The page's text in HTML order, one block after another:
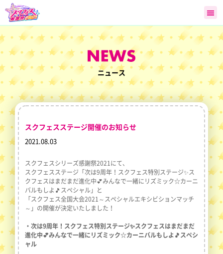
ニュース
スクフェスステージ開催のお知らせ
2021.08.03
スクフェスシリーズ感謝祭2021にて、
スクフェスステージ「次は9周年！スクフェス特別ステージ✨ス
クフェスはまだまだ進化中💕みんなで一緒にリズミック☆カーニ
バルもしよ🎵スペシャル」と
「スクフェス全国大会2021～スペシャルエキシビションマッチ
～」の開催が決定いたしました！
・次は9周年！スクフェス特別ステージ✨スクフェスはまだまだ
進化中💕みんなで一緒にリズミック☆カーニバルもしよ🎵スペシ
ャル